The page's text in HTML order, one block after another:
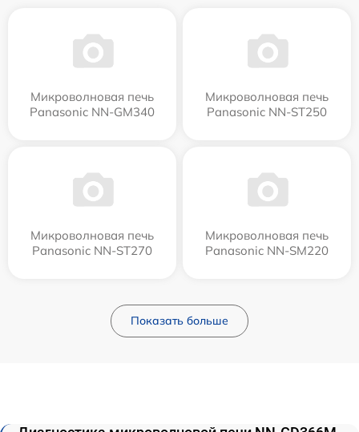
Микроволновая печь
Panasonic NN-GM340
Микроволновая печь
Panasonic NN-ST250
Микроволновая печь
Panasonic NN-ST270
Микроволновая печь
Panasonic NN-SM220
Показать больше